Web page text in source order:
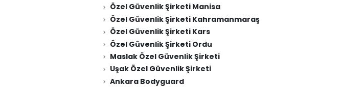
Özel Güvenlik Şirketi Manisa
Özel Güvenlik Şirketi Kahramanmaraş
Özel Güvenlik Şirketi Kars
Özel Güvenlik Şirketi Ordu
Maslak Özel Güvenlik Şirketi
Uşak Özel Güvenlik Şirketi
Ankara Bodyguard